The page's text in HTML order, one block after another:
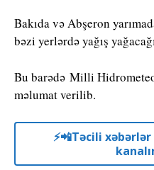
Bakıda və Abşeron
bəzi yerlərdə yağış
Bu barədə Milli
məlumat verilib.
⚡️📲Təcili